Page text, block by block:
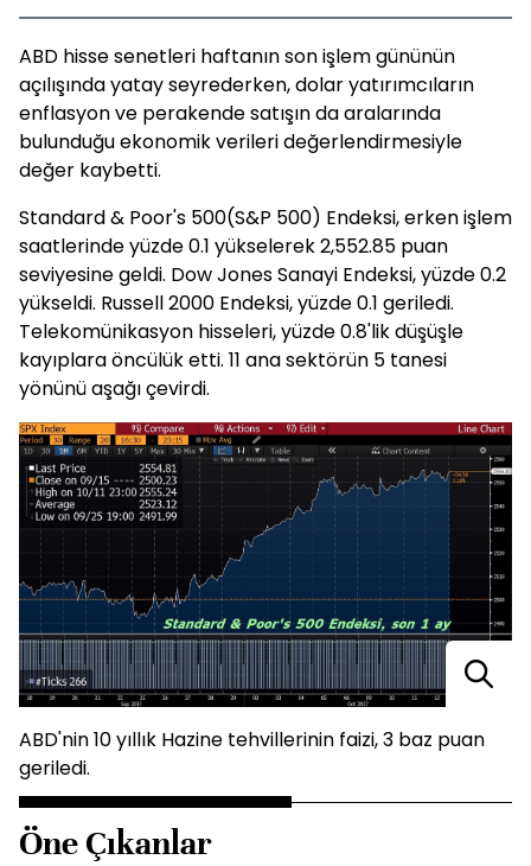
ABD hisse senetleri haftanın son işlem gününün
açılışında yatay seyrederken, dolar yatırımcıların
enflasyon ve perakende satışın da aralarında
bulunduğu ekonomik verileri değerlendirmesiyle
değer kaybetti.
Standard & Poor's 500(S&P 500) Endeksi, erken işlem
saatlerinde yüzde 0.1 yükselerek 2,552.85 puan
seviyesine geldi. Dow Jones Sanayi Endeksi, yüzde 0.2
yükseldi. Russell 2000 Endeksi, yüzde 0.1 geriledi.
Telekomünikasyon hisseleri, yüzde 0.8'lik düşüşle
kayıplara öncülük etti. 11 ana sektörün 5 tanesi
yönünü aşağı çevirdi.
ABD'nin 10 yıllık Hazine tehvillerinin faizi, 3 baz puan
geriledi.
Öne Çıkanlar